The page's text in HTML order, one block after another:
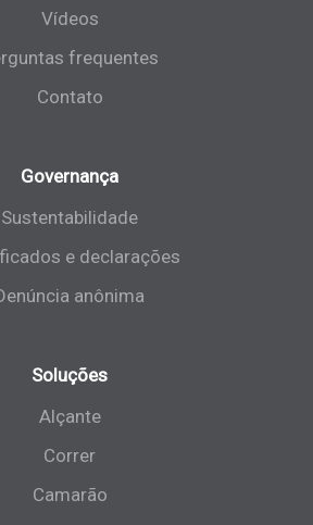
Vídeos
frequentes
Contato
Governança
Sustentabilidade
e declarações
anônima
Soluções
Alçante
Correr
Camarão